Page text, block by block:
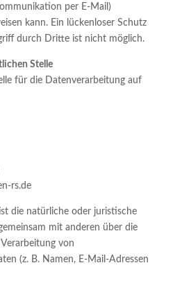
per E-Mail)
kann. Ein lückenloser Schutz
durch Dritte ist nicht möglich.
Stelle
für die Datenverarbeitung auf
rs.de
die natürliche oder juristische
mit anderen über die
von
(z. B. Namen, E-Mail-Adressen